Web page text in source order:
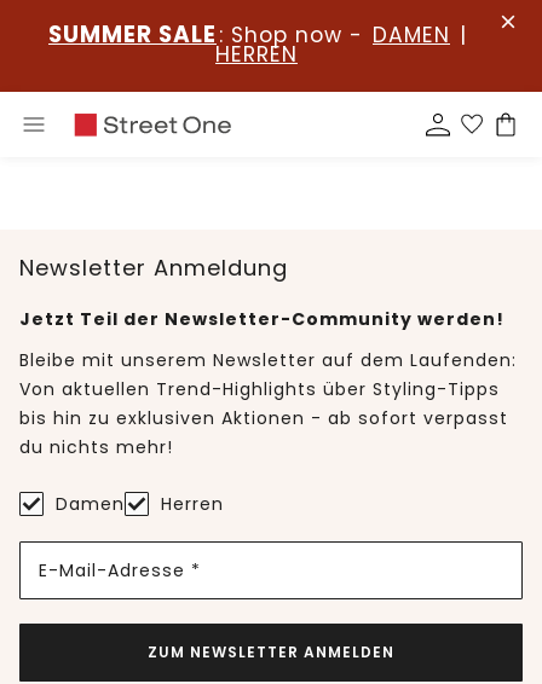
SUMMER SALE : Shop now - DAMEN |
HERREN
Newsletter Anmeldung
Jetzt Teil der Newsletter-Community werden!
Bleibe mit unserem Newsletter auf dem Laufenden:
Von aktuellen Trend-Highlights über Styling-Tipps
bis hin zu exklusiven Aktionen - ab sofort verpasst
du nichts mehr!
Damen Herren
E-Mail-Adresse *
ZUM NEWSLETTER ANMELDEN